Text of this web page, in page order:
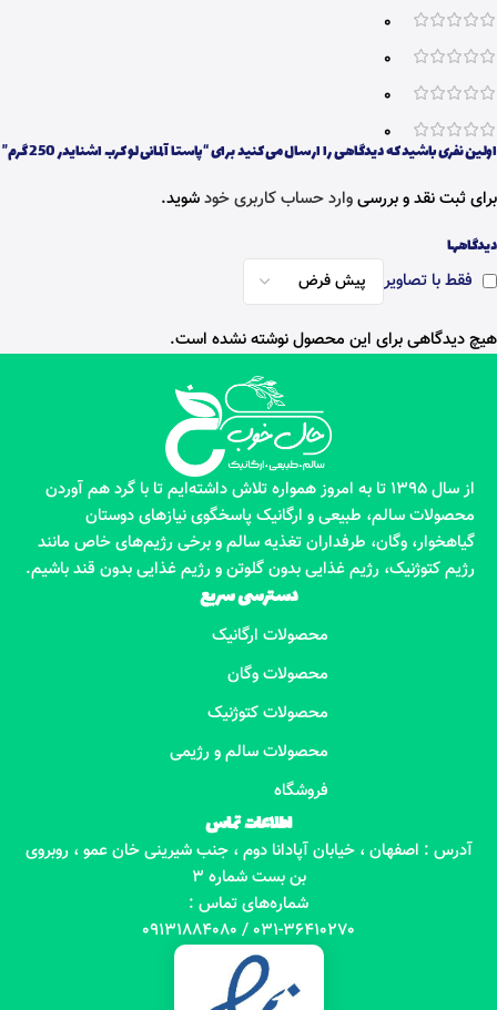
0
0
0
0
دیدگاهها
فقط با تصاویر
هیچ دیدگاهی برای این محصول نوشته نشده است.
اولین نفری باشید که دیدگاهی را ارسال می کنید برای “پاستا آلمانی لو کرب اشنایدر 250 گرم”
برای ثبت نقد و بررسیوارد حساب کاربری خودشوید.
از سال 1395 تا به امروز همواره تلاش داشته‌ایم تا با گرد هم آوردن
محصولات سالم، طبیعی و ارگانیک پاسخگوی نیازهای دوستان
گیاهخوار، وگان، طرفداران تغذیه سالم و برخی رژیم‌های خاص مانند
رژیم کتوژنیک، رژیم غذایی بدون گلوتن و رژیم غذایی بدون قند باشیم.
دسترسی سریع
محصولات ارگانیک
محصولات وگان
محصولات کتوژنیک
محصولات سالم و رژیمی
فروشگاه
اطلاعات تماس
آدرس : اصفهان ، خیابان آپادانا دوم ، جنب شیرینی خان عمو ، روبروی
بن بست شماره 3
شماره‌های تماس :
031-36410270 / 09131884080